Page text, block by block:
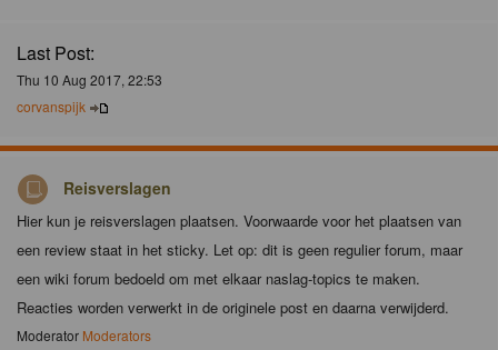
Last Post:
Thu 10 Aug 2017, 22:53
corvanspijk
Reisverslagen
Hier kun je reisverslagen plaatsen. Voorwaarde voor het plaatsen van
een review staat in het sticky. Let op: dit is geen regulier forum, maar
een wiki forum bedoeld om met elkaar naslag-topics te maken.
Reacties worden verwerkt in de originele post en daarna verwijderd.
Moderator Moderators